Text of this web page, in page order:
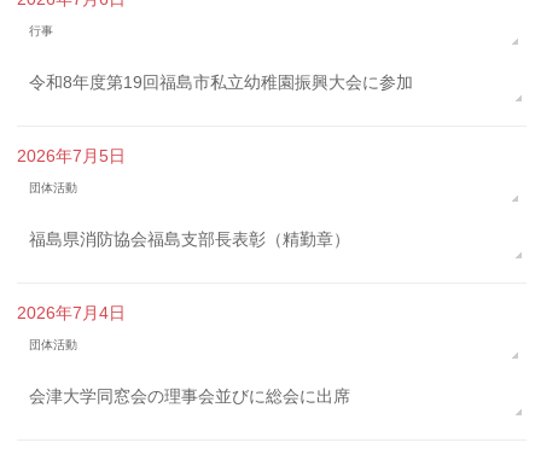
行事
令和8年度第19回福島市私立幼稚園振興大会に参加
2026年7月5日
団体活動
福島県消防協会福島支部長表彰（精勤章）
2026年7月4日
団体活動
会津大学同窓会の理事会並びに総会に出席